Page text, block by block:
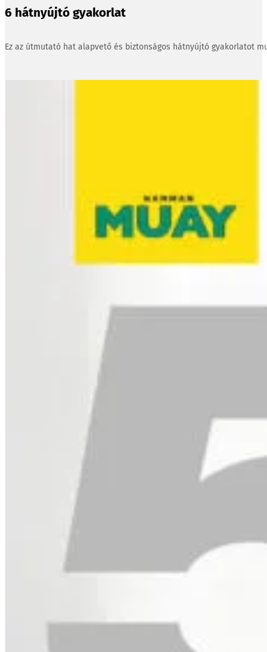
6 hátnyújtó gyakorlat
Ez az útmutató hat alapvető és biztonságos hátnyújtó gyakorlatot